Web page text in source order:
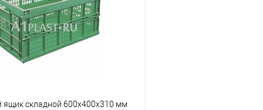
Под заказ
ящик складной 600х400х310 мм